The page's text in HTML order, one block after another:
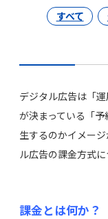
すべて
デジタル広告は「
が決まっている「
生するのかイメー
ル広告の課金方式に
課金とは何か？